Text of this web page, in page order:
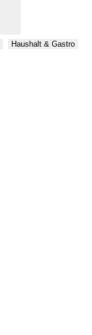
Haushalt & Gastro